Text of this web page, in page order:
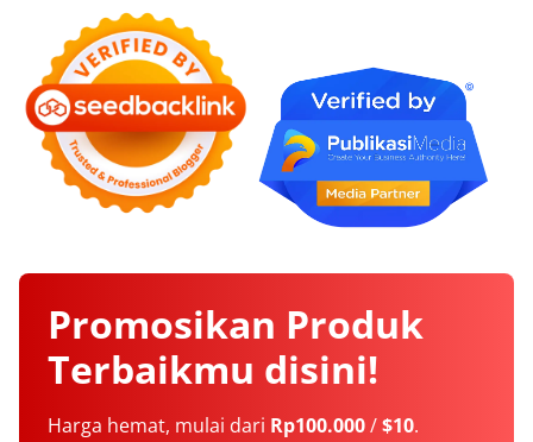
Promosikan Produk
Terbaikmu disini!
Harga hemat, mulai dari Rp100.000/$10.